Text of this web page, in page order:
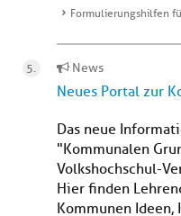
Formulierungshilfen
News
Neues Portal zur
Das neue
"Kommunalen
Volkshochschul-
Hier finden
Kommunen Ideen,